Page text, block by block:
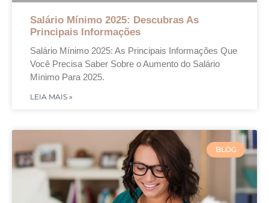
Salário Mínimo 2025: Descubras As
Principais Informações
Salário Mínimo 2025: As Principais Informações Que
Você Precisa Saber Sobre o Aumento do Salário
Mìnimo Para 2025.
LEIA MAIS »
BLOG